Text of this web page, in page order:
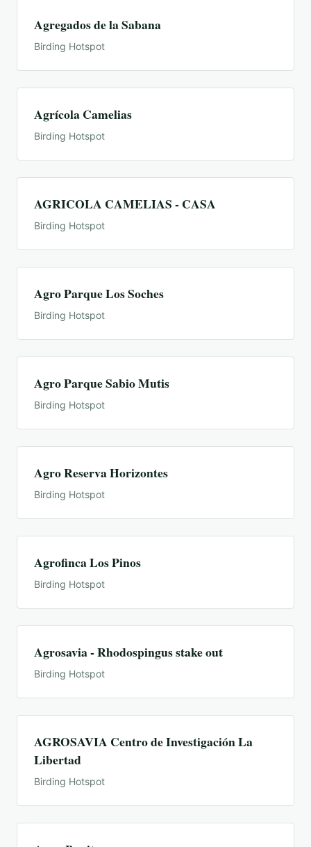
Agregados de la Sabana
Birding Hotspot
Agrícola Camelias
Birding Hotspot
AGRICOLA CAMELIAS - CASA
Birding Hotspot
Agro Parque Los Soches
Birding Hotspot
Agro Parque Sabio Mutis
Birding Hotspot
Agro Reserva Horizontes
Birding Hotspot
Agrofinca Los Pinos
Birding Hotspot
Agrosavia - Rhodospingus stake out
Birding Hotspot
AGROSAVIA Centro de Investigación La
Libertad
Birding Hotspot